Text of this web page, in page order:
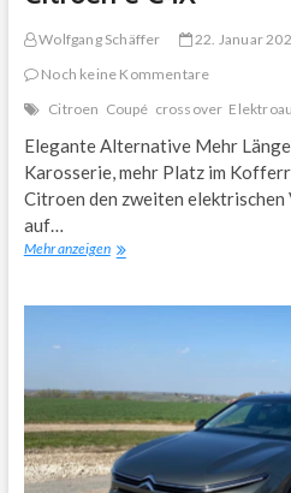
Wolfgang Schäffer
22. Januar
Noch keine Kommentare
Citroen Coupé crossover
Elegante Alternative Mehr
Karosserie, mehr Platz im
Citroen den zweiten
auf…
Mehr anzeigenCitroen